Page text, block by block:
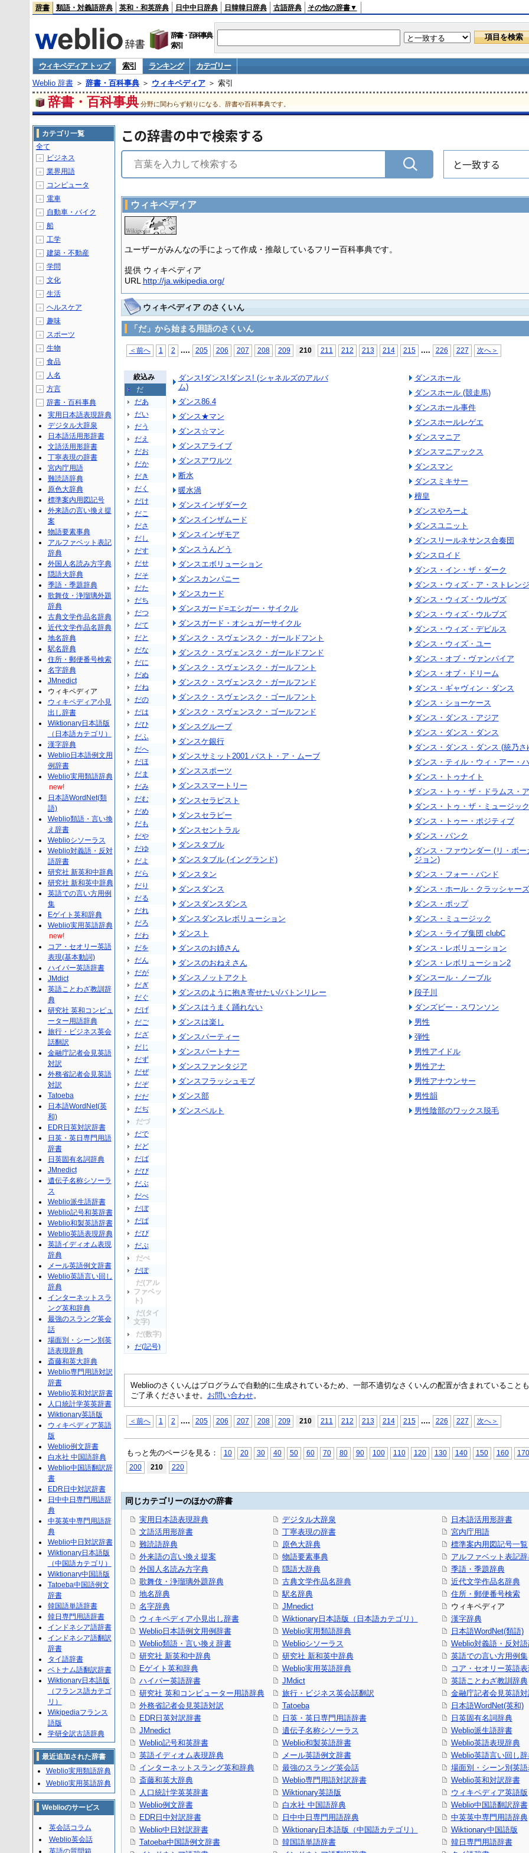
辞書 類語・対義語辞典 英和・和英辞典 日中中日辞典 日韓韓日辞典 古語辞典 その他の辞書▼
辞書・百科事典
索引
ウィキペディア トップ 索引 ランキング
カテゴリー
Weblio 辞書＞ 辞書・百科事典＞ ウィキペディア＞ 索引
辞書・百科事典 分野に関わらず頼りになる、辞書や百科事典です。
この辞書の中で検索する
と一致する
ウィキペディア
ユーザーがみんなの手によって作成・推敲しているフリー百科事典です。
提供 ウィキペディア
URL http://ja.wikipedia.org/
ウィキペディア のさくいん
「だ」から始まる用語のさくいん
＜前へ 1 2 .... 205 206 207 208 209 210 211 212 213 214 215 .... 226 227 次へ＞
絞込み
だ
だあ
だい
だう
だえ
だお
だか
だき
だく
だけ
だこ
ださ
だし
だす
だせ
だそ
だた
だち
だつ
だて
だと
だな
だに
だぬ
だね
だの
だは
だひ
だふ
だへ
だほ
だま
だみ
だむ
だめ
だも
だや
だゆ
だよ
だら
だり
だる
だれ
だろ
だわ
だを
だん
だが
だぎ
だぐ
だげ
だご
だざ
だじ
だず
だぜ
だぞ
だだ
だぢ
だづ
だで
だど
だば
だび
だぶ
だべ
だぼ
だぱ
だぴ
だぷ
だぺ
だぽ
だ(アル
ファベッ
ト)
だ(タイ
文字)
だ(数字)
だ(記号)
ダンス!ダンス!ダンス! (シャネルズのアルバ
ム)
ダンス86.4
ダンス★マン
ダンス☆マン
ダンスアライブ
ダンスアワルツ
断水
暖水渦
ダンスインザダーク
ダンスインザムード
ダンスインザモア
ダンスうんどう
ダンスエボリューション
ダンスカンパニー
ダンスカード
ダンスガード=エシガー・サイクル
ダンスガード・オシュガーサイクル
ダンスク・スヴェンスク・ガールドフント
ダンスク・スヴェンスク・ガールドフンド
ダンスク・スヴェンスク・ガールフント
ダンスク・スヴェンスク・ガールフンド
ダンスク・スヴェンスク・ゴールフント
ダンスク・スヴェンスク・ゴールフンド
ダンスグループ
ダンスケ銀行
ダンスサミット2001 バスト・ア・ムーブ
ダンススポーツ
ダンススマートリー
ダンスセラピスト
ダンスセラピー
ダンスセントラル
ダンスタブル
ダンスタブル (イングランド)
ダンスタン
ダンスダンス
ダンスダンスダンス
ダンスダンスレボリューション
ダンスト
ダンスのお姉さん
ダンスのおねえさん
ダンスノットアクト
ダンスのように抱き寄せたい/バトンリレー
ダンスはうまく踊れない
ダンスは楽し
ダンスパーティー
ダンスパートナー
ダンスファンタジア
ダンスフラッシュモブ
ダンス部
ダンスベルト
ダンスホール
ダンスホール (競走馬)
ダンスホール事件
ダンスホールレゲエ
ダンスマニア
ダンスマニアックス
ダンスマン
ダンスミキサー
檀皇
ダンスやろーよ
ダンスユニット
ダンスリールネサンス合奏団
ダンスロイド
ダンス・イン・ザ・ダーク
ダンス・ウィズ・ア・ストレン
ダンス・ウィズ・ウルヴズ
ダンス・ウィズ・ウルブズ
ダンス・ウィズ・デビルス
ダンス・ウィズ・ユー
ダンス・オブ・ヴァンパイア
ダンス・オブ・ドリーム
ダンス・ギャヴィン・ダンス
ダンス・ショーケース
ダンス・ダンス・アジア
ダンス・ダンス・ダンス
ダンス・ダンス・ダンス (統乃さ
ダンス・ティル・ウィ・アー・
ダンス・トゥナイト
ダンス・トゥ・ザ・ドラムス・
ダンス・トゥ・ザ・ミュージック
ダンス・トゥー・ポジティブ
ダンス・パンク
ダンス・ファウンダー (リ・ボー
ジョン)
ダンス・フォー・バンド
ダンス・ホール・クラッシャーズ
ダンス・ポップ
ダンス・ミュージック
ダンス・ライブ集団 clubC
ダンス・レボリューション
ダンス・レボリューション2
ダンスール・ノーブル
段子川
ダンズビー・スワンソン
男性
弾性
男性アイドル
男性アナ
男性アナウンサー
男性韻
男性陰部のワックス脱毛
Weblioのさくいんはプログラムで自動的に生成されているため、一部不適切なさくいんの配置が含まれていることも
ご了承くださいませ。 お問い合わせ。
＜前へ 1 2 .... 205 206 207 208 209 210 211 212 213 214 215 .... 226 227 次へ＞
もっと先のページを見る： 10 20 30 40 50 60 70 80 90 100 110 120 130 140 150 160 170
200
210 220
同じカテゴリーのほかの辞書
実用日本語表現辞典
文語活用形辞書
難読語辞典
外来語の言い換え提案
外国人名読み方字典
歌舞伎・浄瑠璃外題辞典
地名辞典
名字辞典
ウィキペディア小見出し辞書
Weblio日本語例文用例辞書
Weblio類語・言い換え辞書
研究社 新英和中辞典
Eゲイト英和辞典
ハイパー英語辞書
研究社 英和コンピューター用語辞典
外務省記者会見英語対訳
EDR日英対訳辞書
JMnedict
Weblio記号和英辞書
英語イディオム表現辞典
インターネットスラング英和辞典
斎藤和英大辞典
人口統計学英英辞書
Weblio例文辞書
EDR日中対訳辞書
Weblio中日対訳辞書
Tatoeba中国語例文辞書
デジタル大辞泉
丁寧表現の辞書
原色大辞典
物語要素事典
隠語大辞典
古典文学作品名辞典
駅名辞典
JMnedict
Wiktionary日本語版（日本語カテゴリ）
Weblio実用類語辞典
Weblioシソーラス
研究社 新和英中辞典
Weblio実用英語辞典
JMdict
旅行・ビジネス英会話翻訳
Tatoeba
日英・英日専門用語辞書
遺伝子名称シソーラス
Weblio和製英語辞書
メール英語例文辞書
最強のスラング英会話
Weblio専門用語対訳辞書
Wiktionary英語版
白水社 中国語辞典
日中中日専門用語辞典
Wiktionary日本語版（中国語カテゴリ）
韓国語単語辞書
日本語活用形辞書
宮内庁用語
標準案内用図記号一覧
アルファベット表記
季語・季題辞典
近代文学作品名辞典
住所・郵便番号検索
ウィキペディア
漢字辞典
日本語WordNet(類語)
Weblio対義語・反対
英語での言い方用例集
コア・セオリー英語
英語ことわざ教訓辞典
金融庁記者会見英語対
日本語WordNet(英和)
日英固有名詞辞典
Weblio派生語辞書
Weblio英語表現辞典
Weblio英語言い回し
場面別・シーン別英
Weblio英和対訳辞書
ウィキペディア英語版
Weblio中国語翻訳辞書
中英英中専門用語辞典
Wiktionary中国語版
韓日専門用語辞書
カテゴリ一覧
全て
＋ ビジネス
＋ 業界用語
＋ コンピュータ
＋ 電車
＋ 自動車・バイク
＋ 船
＋ 工学
＋ 建築・不動産
＋ 学問
＋ 文化
＋ 生活
＋ ヘルスケア
＋ 趣味
＋ スポーツ
＋ 生物
＋ 食品
＋ 人名
＋ 方言
－
辞書・百科事典
実用日本語表現辞典
デジタル大辞泉
日本語活用形辞書
文語活用形辞書
丁寧表現の辞書
宮内庁用語
難読語辞典
原色大辞典
標準案内用図記号
外来語の言い換え提
案
物語要素事典
アルファベット表記
辞典
外国人名読み方字典
隠語大辞典
季語・季題辞典
歌舞伎・浄瑠璃外題
辞典
古典文学作品名辞典
近代文学作品名辞典
地名辞典
駅名辞典
住所・郵便番号検索
名字辞典
JMnedict
ウィキペディア
ウィキペディア小見
出し辞書
Wiktionary日本語版
（日本語カテゴリ）
漢字辞典
Weblio日本語例文用
例辞書
Weblio実用類語辞典
new!
日本語WordNet(類
語)
Weblio類語・言い換
え辞書
Weblioシソーラス
Weblio対義語・反対
語辞書
研究社 新英和中辞典
研究社 新和英中辞典
英語での言い方用例
集
Eゲイト英和辞典
Weblio実用英語辞典
new!
コア・セオリー英語
表現(基本動詞)
ハイパー英語辞書
JMdict
英語ことわざ教訓辞
典
研究社 英和コンピュ
ーター用語辞典
旅行・ビジネス英会
話翻訳
金融庁記者会見英語
対訳
外務省記者会見英語
対訳
Tatoeba
日本語WordNet(英
和)
EDR日英対訳辞書
日英・英日専門用語
辞書
日英固有名詞辞典
JMnedict
遺伝子名称シソーラ
ス
Weblio派生語辞書
Weblio記号和英辞書
Weblio和製英語辞書
Weblio英語表現辞典
英語イディオム表現
辞典
メール英語例文辞書
Weblio英語言い回し
辞典
インターネットスラ
ング英和辞典
最強のスラング英会
話
場面別・シーン別英
語表現辞典
斎藤和英大辞典
Weblio専門用語対訳
辞書
Weblio英和対訳辞書
人口統計学英英辞書
Wiktionary英語版
ウィキペディア英語
版
Weblio例文辞書
白水社 中国語辞典
Weblio中国語翻訳辞
書
EDR日中対訳辞書
日中中日専門用語辞
典
中英英中専門用語辞
典
Weblio中日対訳辞書
Wiktionary日本語版
（中国語カテゴリ）
Wiktionary中国語版
Tatoeba中国語例文
辞書
韓国語単語辞書
韓日専門用語辞書
インドネシア語辞書
インドネシア語翻訳
辞書
タイ語辞書
ベトナム語翻訳辞書
Wiktionary日本語版
（フランス語カテゴ
リ）
Wikipediaフランス
語版
学研全訳古語辞典
最近追加された辞書
Weblio実用類語辞典
Weblio実用英語辞典
Weblioのサービス
英会話コラム
Weblio英会話
英語の質問箱